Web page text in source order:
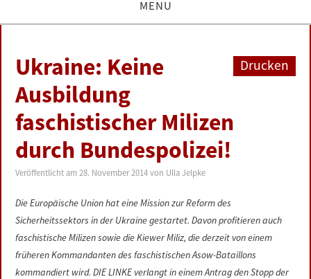
MENU
BUNDESTAG
PRESSE
ZUR PERSON
DATENSCHUTZERKLÄRUNG
Drucken
Ukraine: Keine
Ausbildung
faschistischer Milizen
durch Bundespolizei!
Veröffentlicht am28. November 2014 von Ulla Jelpke
Die Europäische Union hat eine Mission zur Reform des
Sicherheitssektors in der Ukraine gestartet. Davon profitieren auch
faschistische Milizen sowie die Kiewer Miliz, die derzeit von einem
früheren Kommandanten des faschistischen Asow-Bataillons
kommandiert wird. DIE LINKE verlangt in einem Antrag den Stopp der